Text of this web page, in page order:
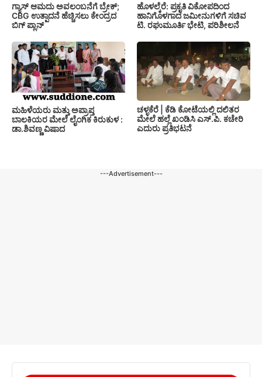
ಗ್ಯಾಸ್ ಆಮದು ಅವಲಂಬನೆಗೆ ಬ್ರೇಕ್;
CBG ಉತ್ಪಾದನೆ ಹೆಚ್ಚಿಸಲು ಕೇಂದ್ರದ
ಬಿಗ್ ಪ್ಲಾನ್
ಹೊಳಲ್ಕೆರೆ: ಪ್ರಕೃತಿ ವಿಕೋಪದಿಂದ
ಹಾನಿಗೊಳಗಾದ ಜಮೀನುಗಳಿಗೆ ಸಚಿವ
ಟಿ. ರಘುಮೂರ್ತಿ ಭೇಟಿ, ಪರಿಶೀಲನೆ
ಮಹಿಳೆಯರು ಮತ್ತು ಅಪ್ರಾಪ್ತ
ಬಾಲಕಿಯರ ಮೇಲೆ ಲೈಂಗಿಕ ಕಿರುಕುಳ :
ಡಾ.ಶಿವಣ್ಣ ವಿಷಾದ
ಚಳ್ಳಕೆರೆ | ಕೆಡಿ ಕೋಟೆಯಲ್ಲಿ ದಲಿತರ
ಮೇಲೆ ಹಲ್ಲೆ ಖಂಡಿಸಿ ಎಸ್.ಪಿ. ಕಚೇರಿ
ಎದುರು ಪ್ರತಿಭಟನೆ
---Advertisement---